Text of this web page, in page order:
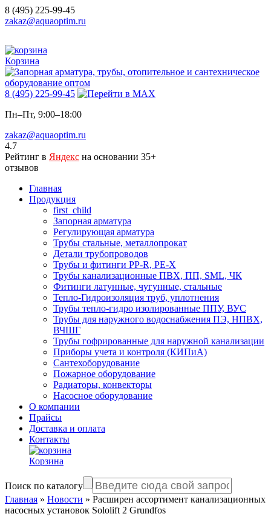
8 (495) 225-99-45
zakaz@aquaoptim.ru
Корзина
8 (495) 225-99-45
Пн–Пт, 9:00–18:00
zakaz@aquaoptim.ru
4.7
Рейтинг в Яндекс на основании 35+
отзывов
Главная
Продукция
first_child
Запорная арматура
Регулирующая арматура
Трубы стальные, металлопрокат
Детали трубопроводов
Трубы и фитинги PP-R, PE-X
Трубы канализационные ПВХ, ПП, SML, ЧК
Фитинги латунные, чугунные, стальные
Тепло-Гидроизоляция труб, уплотнения
Трубы тепло-гидро изолированные ППУ, ВУС
Трубы для наружного водоснабжения ПЭ, НПВХ,
ВЧШГ
Трубы гофрированные для наружной канализации
Приборы учета и контроля (КИПиА)
Сантехоборудование
Пожарное оборудование
Радиаторы, конвекторы
Насосное оборудование
О компании
Прайсы
Доставка и оплата
Контакты
Корзина
Поиск по каталогу
Главная » Новости » Расширен ассортимент канализационных
насосных установок Sololift 2 Grundfos